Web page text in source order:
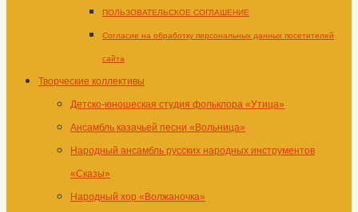
ПОЛЬЗОВАТЕЛЬСКОЕ СОГЛАШЕНИЕ
Согласие на обработку персональных данных посетителей
сайта
Творческие коллективы
Детско-юношеская студия фольклора «Утица»
Ансамбль казачьей песни «Вольница»
Народный ансамбль русских народных инструментов
«Сказы»
Народный хор «Волжаночка»